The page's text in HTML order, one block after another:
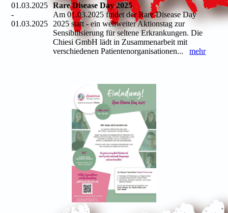
01.03.2025
-
01.03.2025
Rare Disease Day 2025
Am 01.03.2025 findet der Rare Disease Day
2025 statt - ein weltweiter Aktionstag zur
Sensibilisierung für seltene Erkrankungen. Die
Chiesi GmbH lädt in Zusammenarbeit mit
verschiedenen Patientenorganisationen...mehr